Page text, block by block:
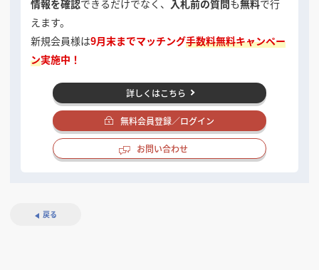
情報を確認できるだけでなく、 入札前の質問も無料で行
えます。
新規会員様は9月末までマッチング手数料無料キャンペー
ン実施中！
詳しくはこちら
無料会員登録／ログイン
お問い合わせ
戻る